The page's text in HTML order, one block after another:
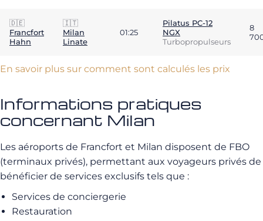
🇩🇪
Francfort
Hahn
🇮🇹
Milan
Linate
01:25
Pilatus PC-12
NGX
Turbopropulseurs
8
En savoir plus sur comment sont calculés les prix
Informations pratiques
concernant Milan
Les aéroports de Francfort et Milan disposent de FBO
(terminaux privés), permettant aux voyageurs privés de
bénéficier de services exclusifs tels que :
Services de conciergerie
Restauration